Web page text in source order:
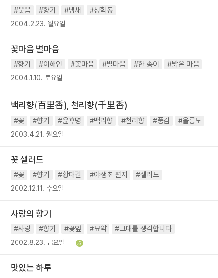
#웃음 #향기 #냄새 #청학동
2004.2.23. 월요일
꽃마음 별마음
#향기 #이해인 #꽃마음 #별마음 #한 송이 #밝은 마음
2004.1.10. 토요일
백리향(百里香), 천리향(千里香)
#꽃 #향기 #윤후명 #백리향 #천리향 #풍김 #울릉도
2003.4.21. 월요일
꽃 샐러드
#꽃 #향기 #황대권 #야생초 편지 #샐러드
2002.12.11. 수요일
사랑의 향기
#사랑 #향기 #꽃잎 #묘약 #그대를 생각합니다
2002.8.23. 금요일
맛있는 하루